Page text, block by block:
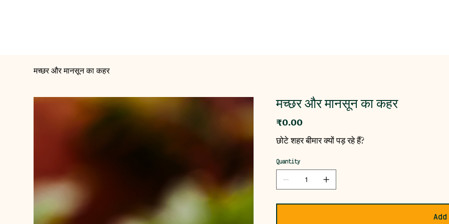
मच्छर और मानसून का कहर
मच्छर और मानसून का कहर
Price
₹0.00
छोटे शहर बीमार क्यों पड़ रहे हैं?
Quantity